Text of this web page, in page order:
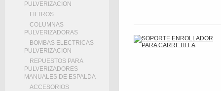
PULVERIZACION
FILTROS
COLUMNAS
PULVERIZADORAS
BOMBAS ELECTRICAS
PULVERIZACION
REPUESTOS PARA
PULVERIZADORES
MANUALES DE ESPALDA
ACCESORIOS